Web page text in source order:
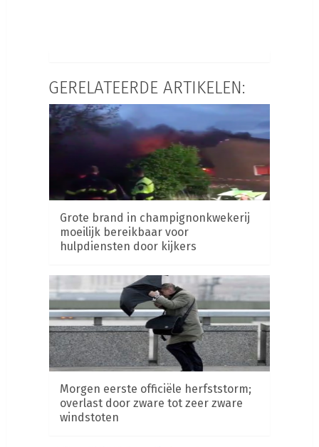
GERELATEERDE ARTIKELEN:
Grote brand in champignonkwekerij
moeilijk bereikbaar voor
hulpdiensten door kijkers
Morgen eerste officiële herfststorm;
overlast door zware tot zeer zware
windstoten